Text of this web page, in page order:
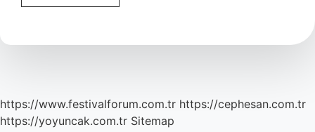
Nasıl
https://www.festivalforum.com.tr https://cephesan.com.tr
https://yoyuncak.com.tr Sitemap